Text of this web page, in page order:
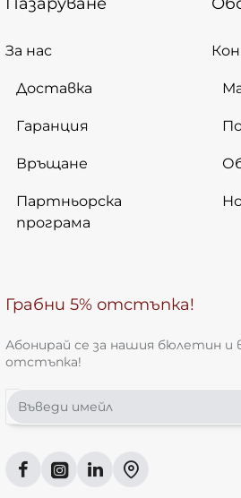
За нас
Доставка
Гаранция
Връщане
Партньорска
програма
Грабни 5% отстъпка!
Абонирай се за нашия бюлетин и
отстъпка!
Въведи
имейл